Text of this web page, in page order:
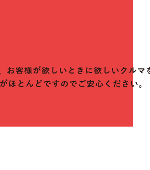
お客様が欲しいときに欲しいクル
ほとんどですのでご安心ください。